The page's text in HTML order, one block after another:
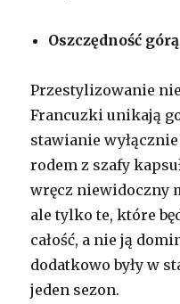
Oszczędność górą
Przestylizowanie
Francuzki unikają
stawianie
rodem z szafy
wręcz niewidoczny
ale tylko te, które
całość, a nie ją
dodatkowo były w
jeden sezon.